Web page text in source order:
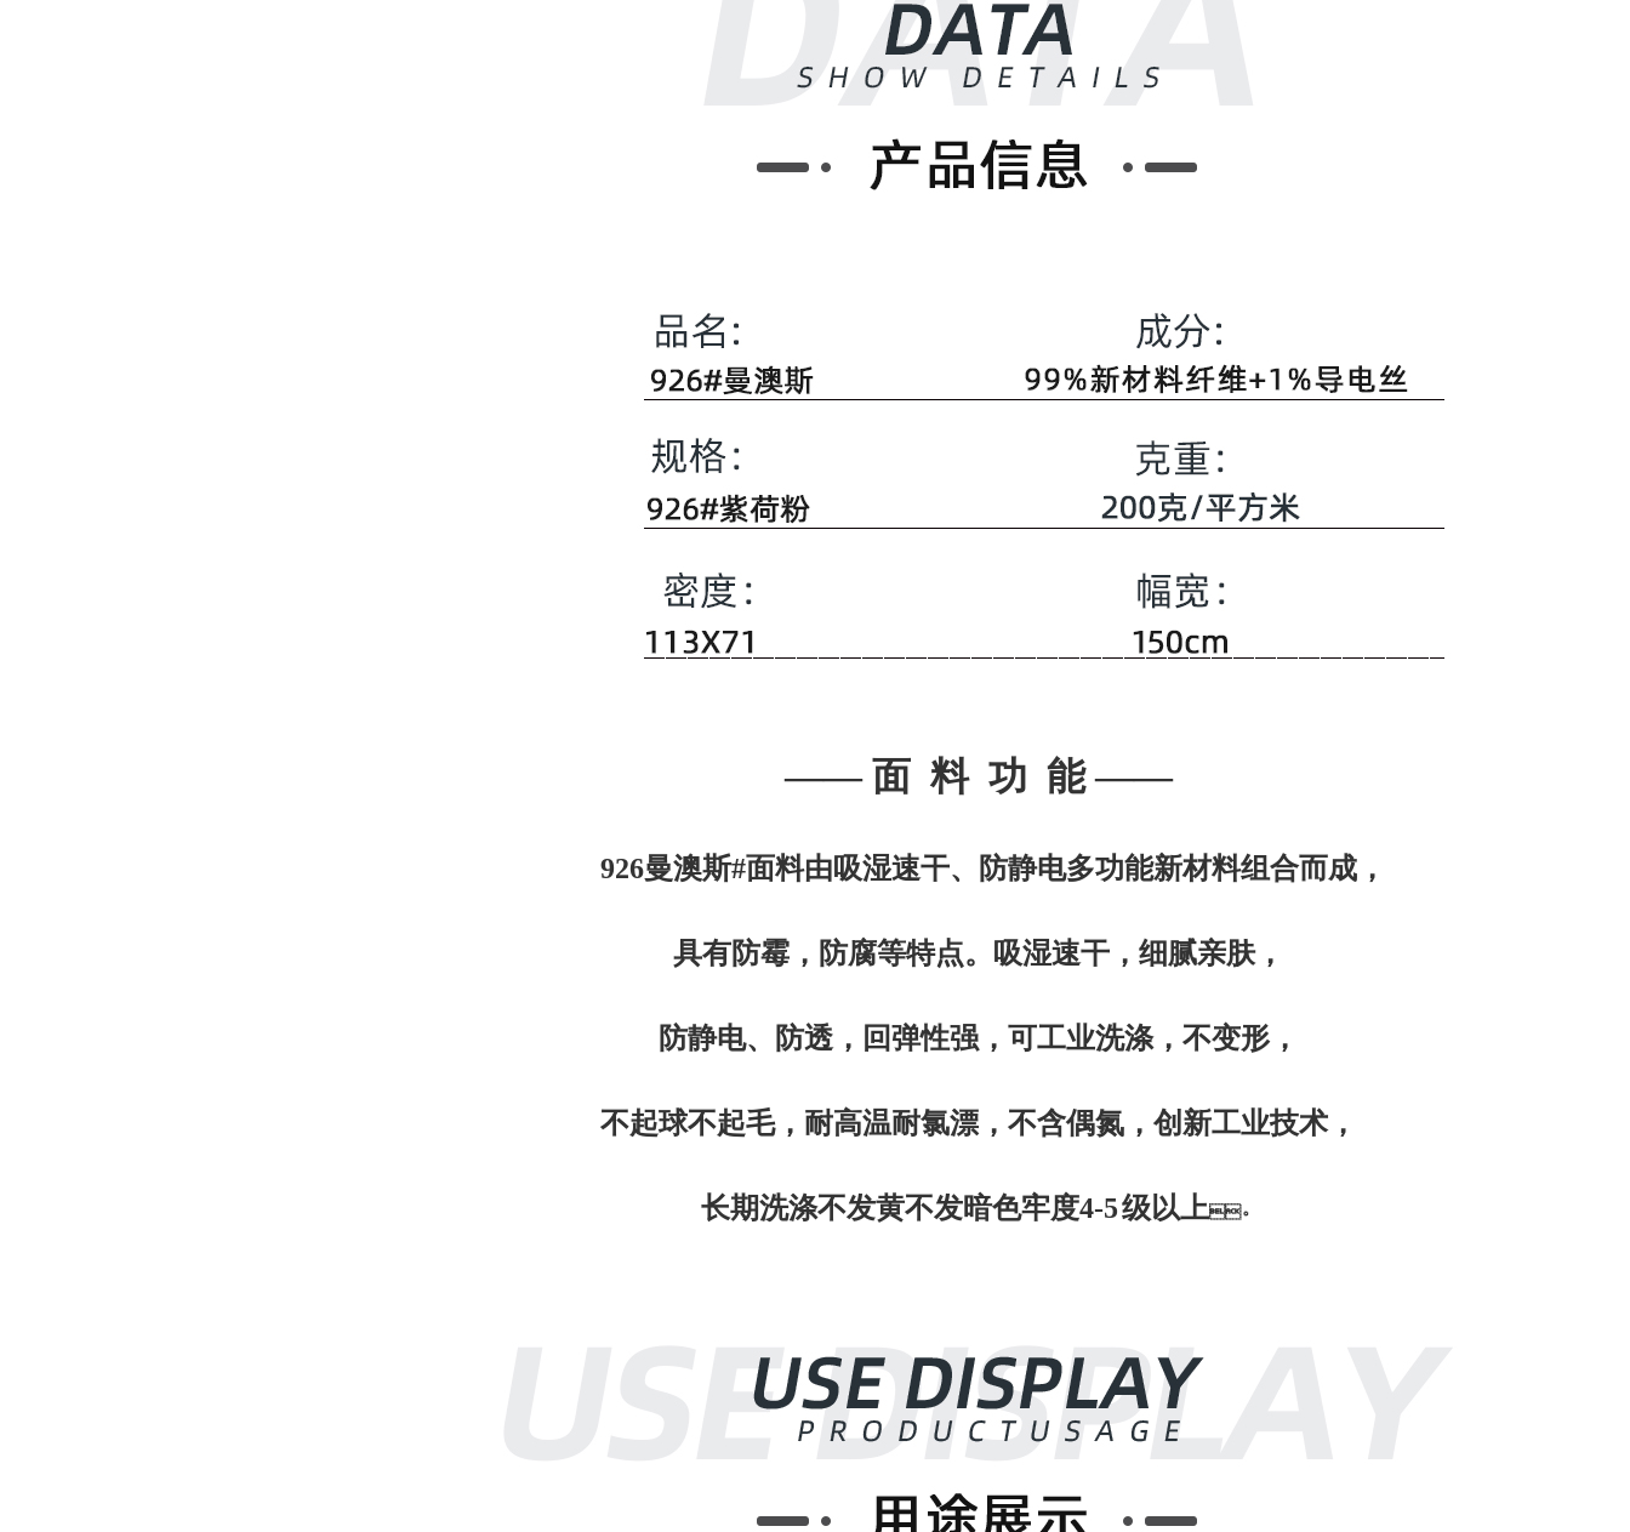
—— 面 料 功 能 ——
926曼澳斯#面料由吸湿速干、防静电多功能新材料组合而成，
具有防霉， 防腐等特点。吸湿速干，细腻亲肤，
防静电、防透，回弹性强，可工业洗涤，不变形，
不起球不起毛， 耐高温耐氯漂，不含偶氮， 创 新工业技术，
长期洗涤不发黄不发暗色牢度4-5级以上。